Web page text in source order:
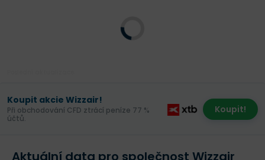
Koupit akcie Wizzair!
Při obchodování CFD ztrácí peníze 77 %
účtů.
Koupit!
Aktuální data pro společnost Wizzair